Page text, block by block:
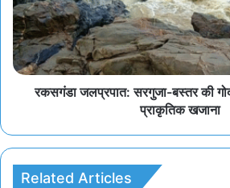
रकसगंडा जलप्रपात: सरगुजा-बस्तर की
प्राकृतिक खजाना
Related Articles